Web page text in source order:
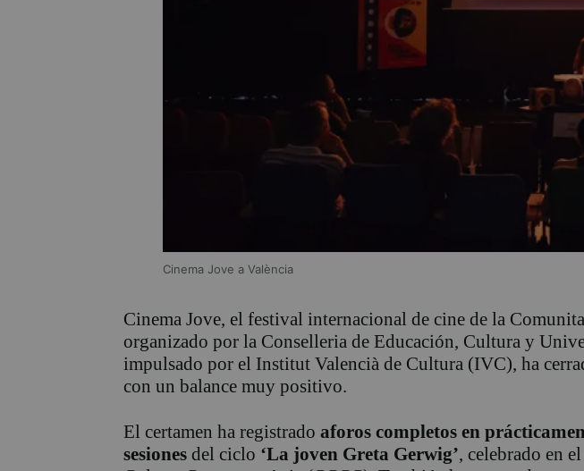
Cinema Jove a València
Cinema Jove, el festival internacional de cine de la
organizado por la Conselleria de Educación, Cultura y
impulsado por el Institut Valencià de Cultura (IVC), ha
con un balance muy positivo.
El certamen ha registrado aforos completos en
sesiones del ciclo ‘La joven Greta Gerwig’, celebrado en